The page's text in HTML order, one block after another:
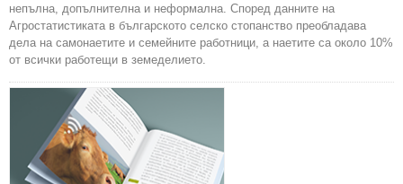
непълна, допълнителна и неформална. Според данните на
Агростатистиката в българското селско стопанство преобладава
дела на самонаетите и семейните работници, а наетите са около 10%
от всички работещи в земеделието.